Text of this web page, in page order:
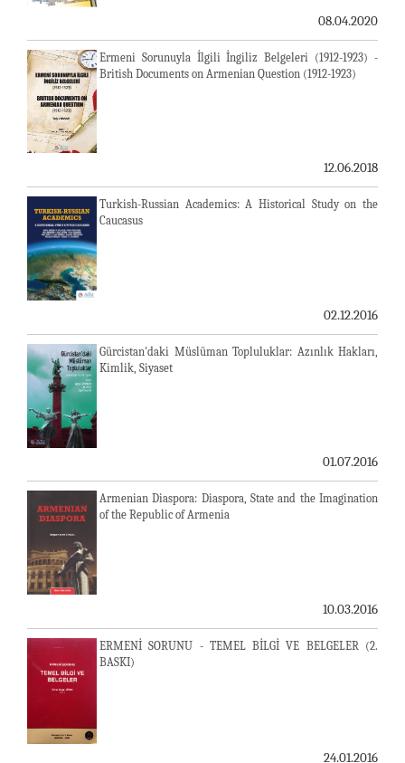
08.04.2020
Ermeni Sorunuyla İlgili İngiliz Belgeleri (1912-1923) -
British Documents on Armenian Question (1912-1923)
12.06.2018
Turkish-Russian Academics: A Historical Study on the
Caucasus
02.12.2016
Gürcistan'daki Müslüman Topluluklar: Azınlık Hakları,
Kimlik, Siyaset
01.07.2016
Armenian Diaspora: Diaspora, State and the Imagination
of the Republic of Armenia
10.03.2016
ERMENİ SORUNU - TEMEL BİLGİ VE BELGELER (2.
BASKI)
24.01.2016